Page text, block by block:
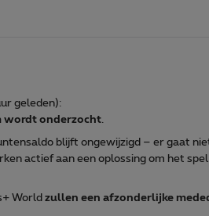
geleden):
wordt onderzocht
blijft ongewijzigd – er gaat
actief aan een oplossing om het
World zullen een afzonderlijke